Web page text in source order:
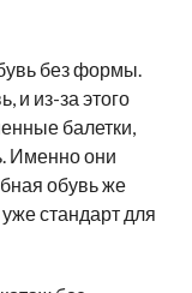
без формы.
и из-за этого
балетки,
Именно они
обувь же
стандарт для